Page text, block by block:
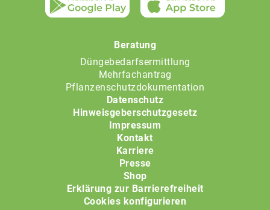
Beratung
Düngebedarfsermittlung
Mehrfachantrag
Pflanzenschutzdokumentation
Datenschutz
Hinweisgeberschutzgesetz
Impressum
Kontakt
Karriere
Presse
Shop
Erklärung zur Barrierefreiheit
Cookies konfigurieren